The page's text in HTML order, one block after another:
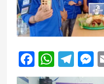
F
a
W
h
T
el e